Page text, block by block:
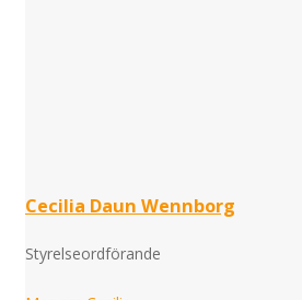
Cecilia Daun Wennborg
Styrelseordförande